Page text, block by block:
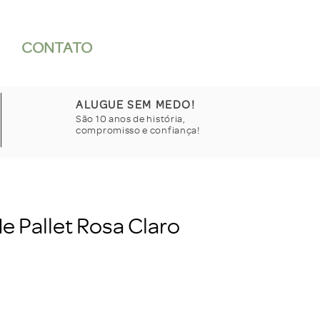
CONTATO
ALUGUE SEM MEDO!
São 10 anos de história,
compromisso e confiança!
Pallet Rosa Claro